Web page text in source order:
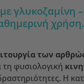
γλυκοζαμίνη
χρήση.
των
τη φυσιολογική
Η